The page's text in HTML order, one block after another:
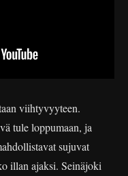
viihtyvyyteen.
tule loppumaan, ja
sujuvat
illan ajaksi. Seinäjoki